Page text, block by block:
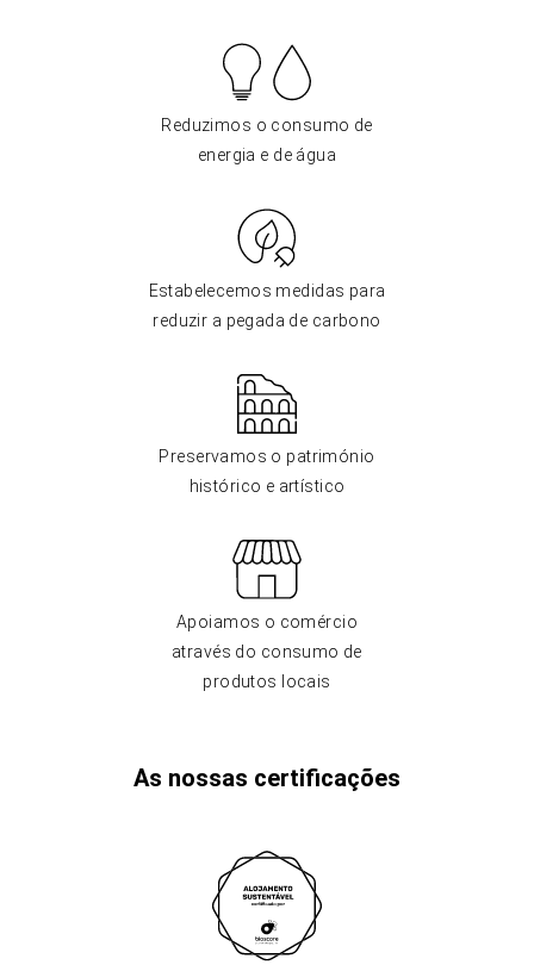
Reduzimos o consumo de
energia e de água
Estabelecemos medidas para
reduzir a pegada de carbono
Preservamos o património
histórico e artístico
Apoiamos o comércio
através do consumo de
produtos locais
As nossas certificações